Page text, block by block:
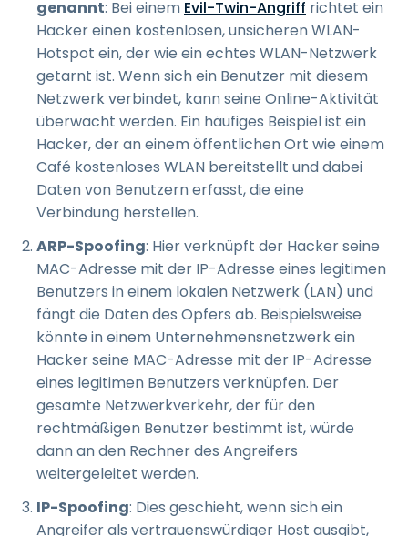
genannt: Bei einem Evil-Twin-Angriff richtet ein
Hacker einen kostenlosen, unsicheren WLAN-
Hotspot ein, der wie ein echtes WLAN-Netzwerk
getarnt ist. Wenn sich ein Benutzer mit diesem
Netzwerk verbindet, kann seine Online-Aktivität
überwacht werden. Ein häufiges Beispiel ist ein
Hacker, der an einem öffentlichen Ort wie einem
Café kostenloses WLAN bereitstellt und dabei
Daten von Benutzern erfasst, die eine
Verbindung herstellen.
ARP-Spoofing: Hier verknüpft der Hacker seine
MAC-Adresse mit der IP-Adresse eines legitimen
Benutzers in einem lokalen Netzwerk (LAN) und
fängt die Daten des Opfers ab. Beispielsweise
könnte in einem Unternehmensnetzwerk ein
Hacker seine MAC-Adresse mit der IP-Adresse
eines legitimen Benutzers verknüpfen. Der
gesamte Netzwerkverkehr, der für den
rechtmäßigen Benutzer bestimmt ist, würde
dann an den Rechner des Angreifers
weitergeleitet werden.
IP-Spoofing: Dies geschieht, wenn sich ein
Angreifer als vertrauenswürdiger Host ausgibt,